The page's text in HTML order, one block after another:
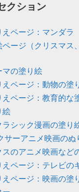
クション
ページ：マンダラ
ページ（クリスマス
マの塗り絵
ページ：動物の塗
ページ：教育的な
絵
ラシック漫画の塗り
サーアニメ映画のぬ
スのアニメ映画など
ページ：テレビの
ページ：映画の塗